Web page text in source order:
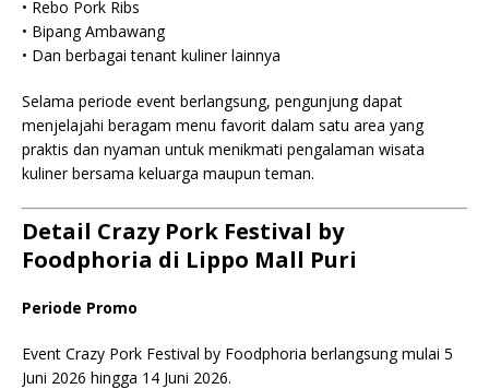
• Rebo Pork Ribs
• Bipang Ambawang
• Dan berbagai tenant kuliner lainnya
Selama periode event berlangsung, pengunjung dapat
menjelajahi beragam menu favorit dalam satu area yang
praktis dan nyaman untuk menikmati pengalaman wisata
kuliner bersama keluarga maupun teman.
Detail Crazy Pork Festival by
Foodphoria di Lippo Mall Puri
Periode Promo
Event Crazy Pork Festival by Foodphoria berlangsung mulai 5
Juni 2026 hingga 14 Juni 2026.